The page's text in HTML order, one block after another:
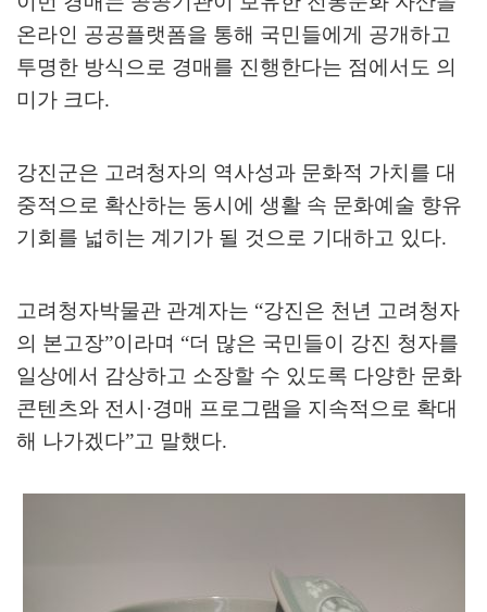
온라인 공공플랫폼을 통해 국민들에게 공개하고
투명한 방식으로 경매를 진행한다는 점에서도 의
미가 크다.
강진군은 고려청자의 역사성과 문화적 가치를 대
중적으로 확산하는 동시에 생활 속 문화예술 향유
기회를 넓히는 계기가 될 것으로 기대하고 있다.
고려청자박물관 관계자는 “강진은 천년 고려청자
의 본고장”이라며 “더 많은 국민들이 강진 청자를
일상에서 감상하고 소장할 수 있도록 다양한 문화
콘텐츠와 전시 ·경매 프로그램을 지속적으로 확대
해 나가겠다”고 말했다.